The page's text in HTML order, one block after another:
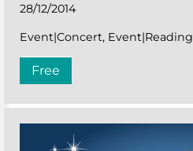
28/12/2014
Event|Concert, Event|Reading
Free